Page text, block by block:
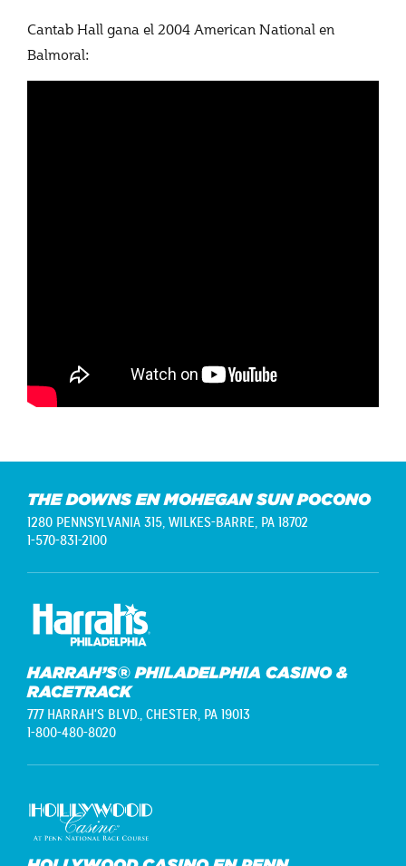
Cantab Hall gana el 2004 American National en
Balmoral:
THE DOWNS EN MOHEGAN SUN POCONO
1280 PENNSYLVANIA 315, WILKES-BARRE, PA 18702
1-570-831-2100
HARRAH’S® PHILADELPHIA CASINO &
RACETRACK
777 HARRAH'S BLVD., CHESTER, PA 19013
1-800-480-8020